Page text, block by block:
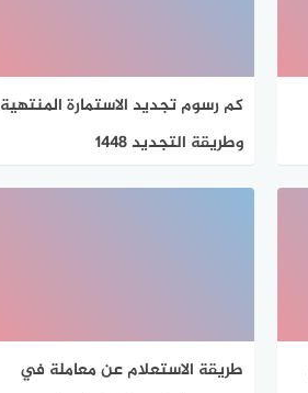
كم رسوم تجديد الاستمارة المنتهية
وطريقة التجديد 1448
طريقة الاستعلام عن معاملة في